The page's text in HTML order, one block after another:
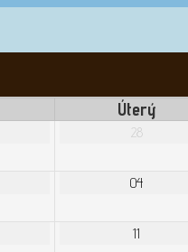
Úterý
28
04
11